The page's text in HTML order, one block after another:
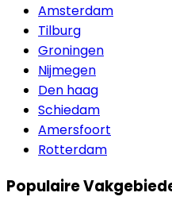
Amsterdam
Tilburg
Groningen
Nijmegen
Den haag
Schiedam
Amersfoort
Rotterdam
Populaire